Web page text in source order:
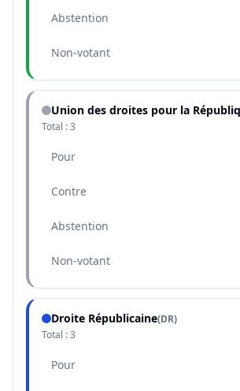
Abstention
Non-votant
Union des droites pour la
Total :3
Pour
Contre
Abstention
Non-votant
Droite Républicaine(DR)
Total :3
Pour